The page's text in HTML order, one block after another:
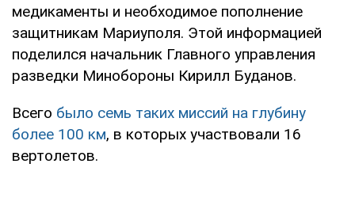
медикаменты и необходимое пополнение
защитникам Мариуполя. Этой информацией
поделился начальник Главного управления
разведки Минобороны Кирилл Буданов.
Всего было семь таких миссий на глубину
более 100 км, в которых участвовали 16
вертолетов.